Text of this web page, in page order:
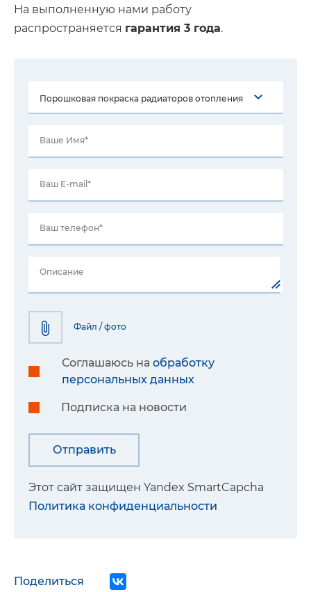
На выполненную нами работу
распространяется гарантия 3 года.
Ваше Имя*
Ваш E-mail*
Ваш телефон*
Описание
Файл / фото
Соглашаюсь на обработку
персональных данных
Подписка на новости
Этот сайт защищен Yandex SmartCapcha
Политика конфиденциальности
Поделиться